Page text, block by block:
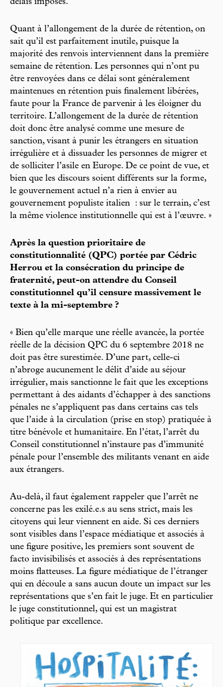
délais imposés.
Quant à l’allongement de la durée de rétention, on
sait qu’il est parfaitement inutile, puisque la
majorité des renvois interviennent dans la première
semaine de rétention. Les personnes qui n’ont pu
être renvoyées dans ce délai sont généralement
maintenues en rétention puis finalement libérées,
faute pour la France de parvenir à les éloigner du
territoire. L’allongement de la durée de rétention
doit donc être analysé comme une mesure de
sanction, visant à punir les étrangers en situation
irrégulière et à dissuader les personnes de migrer et
de solliciter l’asile en Europe. De ce point de vue, et
bien que les discours soient différents sur la forme,
le gouvernement actuel n’a rien à envier au
gouvernement populiste italien : sur le terrain, c’est
la même violence institutionnelle qui est à l’œuvre. »
Après la question prioritaire de
constitutionnalité (QPC) portée par Cédric
Herrou et la consécration du principe de
fraternité, peut-on attendre du Conseil
constitutionnel qu’il censure massivement le
texte à la mi-septembre ?
« Bien qu’elle marque une réelle avancée, la portée
réelle de la décision QPC du 6 septembre 2018 ne
doit pas être surestimée. D’une part, celle-ci
n’abroge aucunement le délit d’aide au séjour
irrégulier, mais sanctionne le fait que les exceptions
permettant à des aidants d’échapper à des sanctions
pénales ne s’appliquent pas dans certains cas tels
que l’aide à la circulation (prise en stop) pratiquée à
titre bénévole et humanitaire. En l’état, l’arrêt du
Conseil constitutionnel n’instaure pas d’immunité
pénale pour l’ensemble des militants venant en aide
aux étrangers.
Au-delà, il faut également rappeler que l’arrêt ne
concerne pas les exilé.e.s au sens strict, mais les
citoyens qui leur viennent en aide. Si ces derniers
sont visibles dans l’espace médiatique et associés à
une figure positive, les premiers sont souvent de
facto invisibilisés et associés à des représentations
moins flatteuses. La figure médiatique de l’étranger
qui en découle a sans aucun doute un impact sur les
représentations que s’en fait le juge. Et en particulier
le juge constitutionnel, qui est un magistrat
politique par excellence.